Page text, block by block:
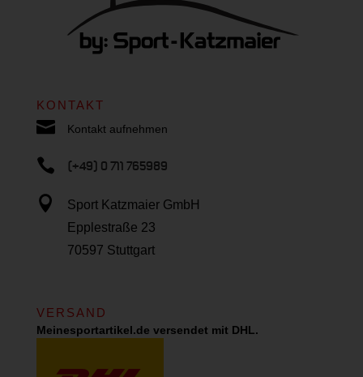
KONTAKT
 Kontakt aufnehmen
 (+49) 0 711 765989

Sport Katzmaier GmbH
Epplestraße 23
70597 Stuttgart
VERSAND
Meinesportartikel.de versendet mit DHL.